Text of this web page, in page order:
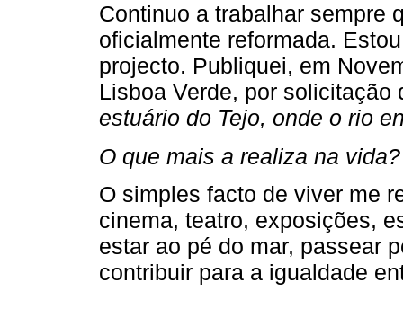
Continuo a trabalhar sempre
oficialmente reformada.
projecto. Publiquei, em
Lisboa Verde, por
estuário do Tejo, onde o rio
O que mais a realiza na vida?
O simples facto de viver me
cinema, teatro, exposições,
estar ao pé do mar, passear
contribuir para a igualdade